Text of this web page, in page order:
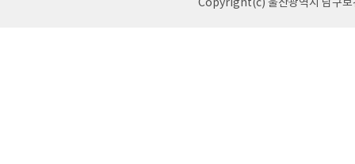
Copyright(c) 울산광역시 남구